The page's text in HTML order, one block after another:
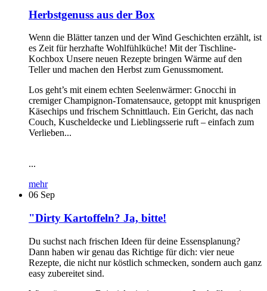
Herbstgenuss aus der Box
Wenn die Blätter tanzen und der Wind Geschichten erzählt, ist
es Zeit für herzhafte Wohlfühlküche! Mit der Tischline-
Kochbox Unsere neuen Rezepte bringen Wärme auf den
Teller und machen den Herbst zum Genussmoment.
Los geht’s mit einem echten Seelenwärmer: Gnocchi in
cremiger Champignon-Tomatensauce, getoppt mit knusprigen
Käsechips und frischem Schnittlauch. Ein Gericht, das nach
Couch, Kuscheldecke und Lieblingsserie ruft – einfach zum
Verlieben...
...
mehr
06 Sep
"Dirty Kartoffeln? Ja, bitte!
Du suchst nach frischen Ideen für deine Essensplanung?
Dann haben wir genau das Richtige für dich: vier neue
Rezepte, die nicht nur köstlich schmecken, sondern auch ganz
easy zubereitet sind.